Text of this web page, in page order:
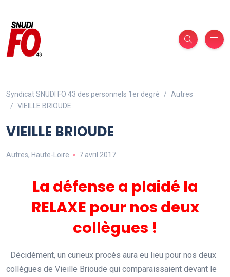
Syndicat SNUDI FO 43 des personnels 1er degré
Autres
VIEILLE BRIOUDE
VIEILLE BRIOUDE
Autres, Haute-Loire 7 avril 2017
La défense a plaidé la
RELAXE pour nos deux
collègues !
Décidément, un curieux procès aura eu lieu pour nos deux
collègues de Vieille Brioude qui comparaissaient devant le